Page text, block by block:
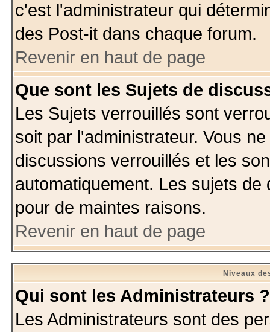
c'est l'administrateur qui
des Post-it dans chaque forum.
Revenir en haut de page
Que sont les Sujets de
Les Sujets verrouillés sont
soit par l'administrateur. Vous
discussions verrouillés et les
automatiquement. Les sujets
pour de maintes raisons.
Revenir en haut de page
Niveaux
Qui sont les Administrateurs ?
Les Administrateurs sont des